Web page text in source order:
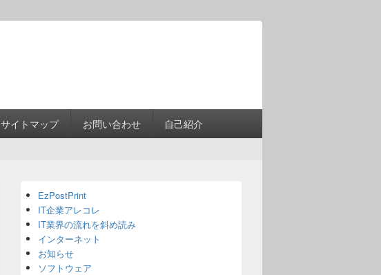
サイトマップ お問い合わせ 自己紹介
Sidebar
Widget
Area
EzPostPrint
IT企業アレコレ
IT業界の流れを斜め読み
インターネット
お知らせ
ソフトウェア